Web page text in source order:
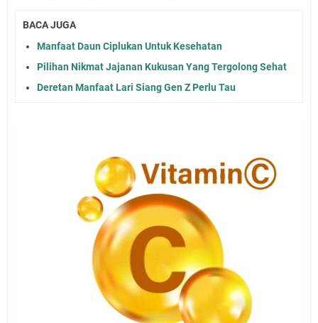
BACA JUGA
Manfaat Daun Ciplukan Untuk Kesehatan
Pilihan Nikmat Jajanan Kukusan Yang Tergolong Sehat
Deretan Manfaat Lari Siang Gen Z Perlu Tau